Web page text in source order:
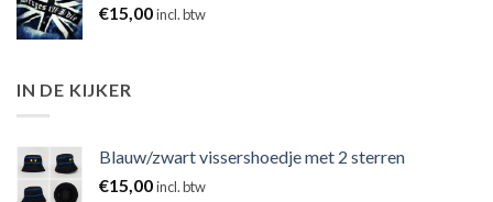
€15,00incl. btw
IN DE KIJKER
Blauw/zwart vissershoedje met 2 sterren
€15,00incl. btw